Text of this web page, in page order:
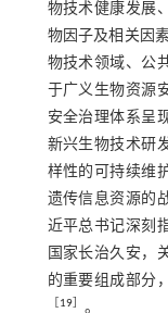
物技术健康发展
物因子及相关因
物技术领域、公
于广义生物资源
安全治理体系呈
新兴生物技术研
样性的可持续维
遗传信息资源的
近平总书记深刻
国家长治久安，
的重要组成部分
19］ 。